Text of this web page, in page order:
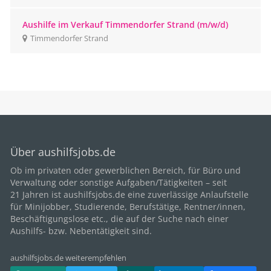
Aushilfe im Verkauf Timmendorfer Strand (m/w/d)
Timmendorfer Strand
Über aushilfsjobs.de
Ob im privaten oder gewerblichen Bereich, für Büro und
Verwaltung oder sonstige Aufgaben/Tätigkeiten – seit
21 Jahren ist aushilfsjobs.de eine zuverlässige Anlaufstelle
für Minijobber, Studierende, Berufstätige, Rentner/innen,
Beschäftigungslose etc., die auf der Suche nach einer
Aushilfs- bzw. Nebentätigkeit sind.
aushilfsjobs.de weiterempfehlen